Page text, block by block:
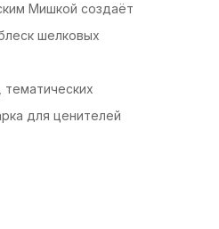
Мишкой создаёт
шелковых
для ценителей